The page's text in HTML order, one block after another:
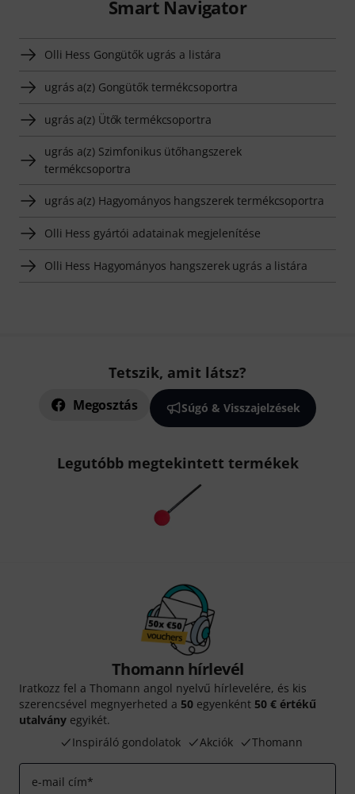
Smart Navigator
Olli Hess Gongütők ugrás a listára
ugrás a(z) Gongütők termékcsoportra
ugrás a(z) Ütők termékcsoportra
ugrás a(z) Szimfonikus ütőhangszerek
termékcsoportra
ugrás a(z) Hagyományos hangszerek termékcsoportra
Olli Hess gyártói adatainak megjelenítése
Olli Hess Hagyományos hangszerek ugrás a listára
Tetszik, amit látsz?
Megosztás Súgó & Visszajelzések
Legutóbb megtekintett termékek
Thomann hírlevél
Iratkozz fel a Thomann angol nyelvű hírlevelére, és kis
szerencsével megnyerheted a 50 egyenként 50 € értékű
utalvány egyikét.
Inspiráló gondolatok
Akciók Thomann
e-mail cím*